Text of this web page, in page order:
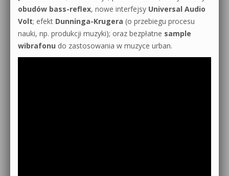
obudów bass-reflex, nowe interfejsy Universal Audio
Volt; efekt Dunninga-Krugera (o przebiegu procesu
nauki, np. produkcji muzyki); oraz bezpłatne sample
wibrafonu do zastosowania w muzyce urban.